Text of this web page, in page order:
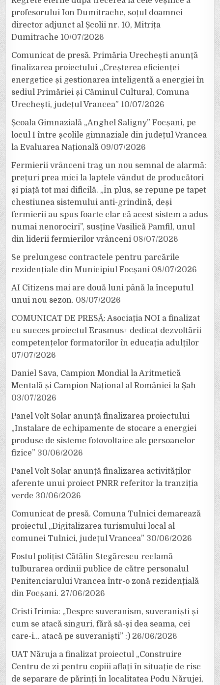
profesorului Ion Dumitrache, soțul doamnei
director adjunct al Școlii nr. 10, Mitrița
Dumitrache 10/07/2026
Comunicat de presă. Primăria Urechești anunță
finalizarea proiectului „Creșterea eficienței
energetice și gestionarea inteligentă a energiei în
sediul Primăriei și Căminul Cultural, Comuna
Urechești, județul Vrancea” 10/07/2026
Școala Gimnazială „Anghel Saligny” Focșani, pe
locul I între școlile gimnaziale din județul Vrancea
la Evaluarea Națională 09/07/2026
Fermierii vrânceni trag un nou semnal de alarmă:
prețuri prea mici la laptele vândut de producători
și piață tot mai dificilă. „În plus, se repune pe tapet
chestiunea sistemului anti-grindină, deși
fermierii au spus foarte clar că acest sistem a adus
numai nenorociri”, susține Vasilică Pamfil, unul
din liderii fermierilor vrânceni 08/07/2026
Se prelungesc contractele pentru parcările
rezidențiale din Municipiul Focșani 08/07/2026
AI Citizens mai are două luni până la începutul
unui nou sezon. 08/07/2026
COMUNICAT DE PRESĂ: Asociația NOI a finalizat
cu succes proiectul Erasmus+ dedicat dezvoltării
competențelor formatorilor în educația adulților
07/07/2026
Daniel Sava, Campion Mondial la Aritmetică
Mentală și Campion Național al României la Șah
03/07/2026
Panel Volt Solar anunță finalizarea proiectului
„Instalare de echipamente de stocare a energiei
produse de sisteme fotovoltaice ale persoanelor
fizice” 30/06/2026
Panel Volt Solar anunță finalizarea activităților
aferente unui proiect PNRR referitor la tranziția
verde 30/06/2026
Comunicat de presă. Comuna Tulnici demarează
proiectul „Digitalizarea turismului local al
comunei Tulnici, județul Vrancea” 30/06/2026
Fostul polițist Cătălin Stegărescu reclamă
tulburarea ordinii publice de către personalul
Penitenciarului Vrancea într-o zonă rezidențială
din Focșani. 27/06/2026
Cristi Irimia: „Despre suveranism, suveraniști și
cum se atacă singuri, fără să-și dea seama, cei
care-i… atacă pe suveraniști” :) 26/06/2026
UAT Năruja a finalizat proiectul „Construire
Centru de zi pentru copiii aflați în situație de risc
de separare de părinți în localitatea Podu Nărujei,